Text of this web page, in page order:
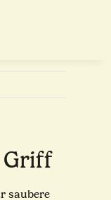
Griff
saubere